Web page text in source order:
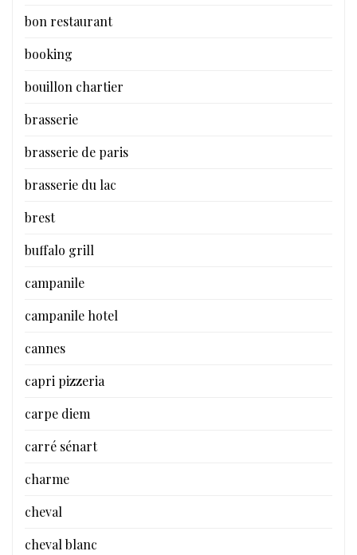
bon restaurant
booking
bouillon chartier
brasserie
brasserie de paris
brasserie du lac
brest
buffalo grill
campanile
campanile hotel
cannes
capri pizzeria
carpe diem
carré sénart
charme
cheval
cheval blanc